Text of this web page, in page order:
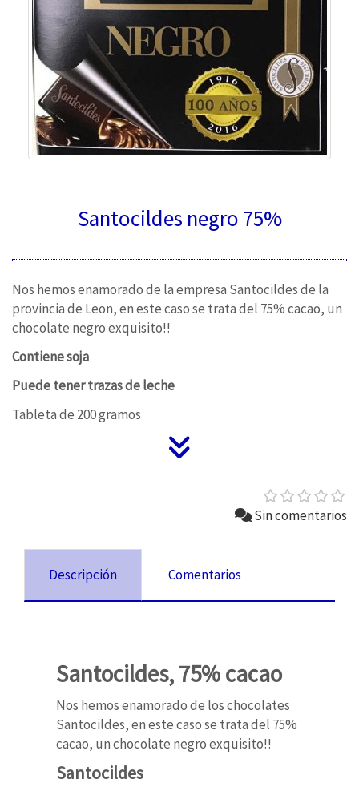
Santocildes negro 75%
Nos hemos enamorado de la empresa Santocildes de la
provincia de Leon, en este caso se trata del 75% cacao, un
chocolate negro exquisito!!
Contiene soja
Puede tener trazas de leche
Tableta de 200 gramos
Sin comentarios
Descripción Comentarios
Santocildes, 75% cacao
Nos hemos enamorado de los chocolates
Santocildes, en este caso se trata del 75%
cacao, un chocolate negro exquisito!!
Santocildes